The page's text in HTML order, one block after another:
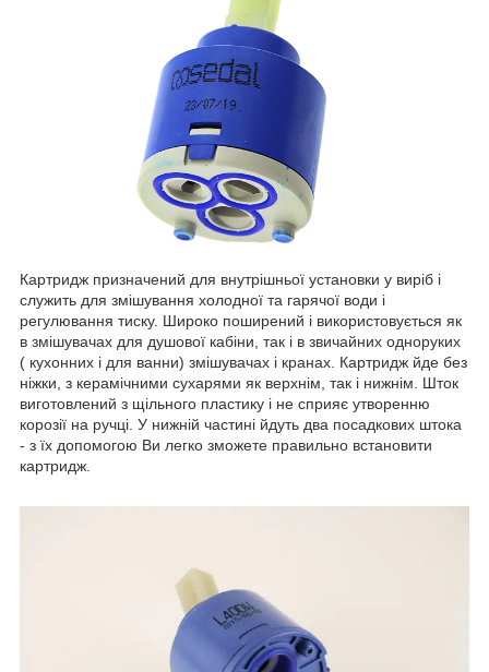
Картридж призначений для внутрішньої установки у виріб і
служить для змішування холодної та гарячої води і
регулювання тиску. Широко поширений і використовується як
в змішувачах для душової кабіни, так і в звичайних одноруких
( кухонних і для ванни) змішувачах і кранах. Картридж йде без
ніжки, з керамічними сухарями як верхнім, так і нижнім. Шток
виготовлений з щільного пластику і не сприяє утворенню
корозії на ручці. У нижній частині йдуть два посадкових штока
- з їх допомогою Ви легко зможете правильно встановити
картридж.